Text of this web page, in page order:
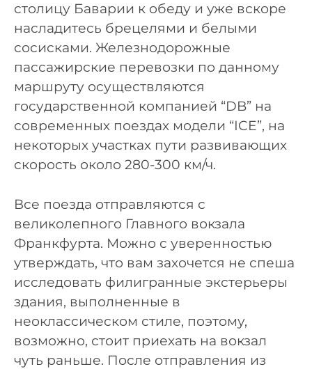
столицу Баварии к обеду и уже вскоре
насладитесь брецелями и белыми
сосисками. Железнодорожные
пассажирские перевозки по данному
маршруту осуществляются
государственной компанией “DB” на
современных поездах модели “ICE”, на
некоторых участках пути развивающих
скорость около 280-300 км/ч.
Все поезда отправляются с
великолепного Главного вокзала
Франкфурта. Можно с уверенностью
утверждать, что вам захочется не спеша
исследовать филигранные экстерьеры
здания, выполненные в
неоклассическом стиле, поэтому,
возможно, стоит приехать на вокзал
чуть раньше. После отправления из